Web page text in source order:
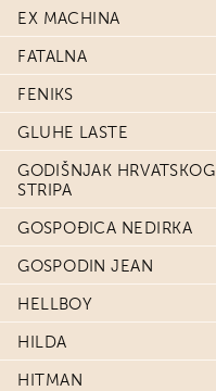
EX MACHINA
FATALNA
FENIKS
GLUHE LASTE
GODIŠNJAK HRVATSKOG
STRIPA
GOSPOĐICA NEDIRKA
GOSPODIN JEAN
HELLBOY
HILDA
HITMAN